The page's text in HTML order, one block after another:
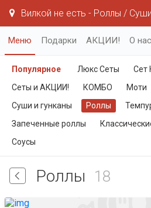
Вилкой не есть - Роллы / Суши /
Меню Подарки АКЦИИ! О нас
Популярное Люкс Сеты
Сет
Сеты и АКЦИИ!
КОМБО Моти
Суши и гунканы
Роллы
Запеченные роллы
Соусы
Роллы 18